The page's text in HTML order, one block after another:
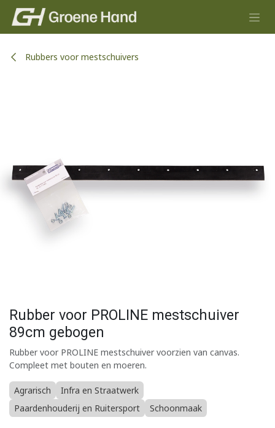
Overslaan naar inhoud
Rubbers voor mestschuivers
Rubber voor PROLINE mestschuiver
89cm gebogen
Rubber voor PROLINE mestschuiver voorzien van canvas.
Compleet met bouten en moeren.
Agrarisch
Infra en Straatwerk
Paardenhouderij en Ruitersport
Schoonmaak